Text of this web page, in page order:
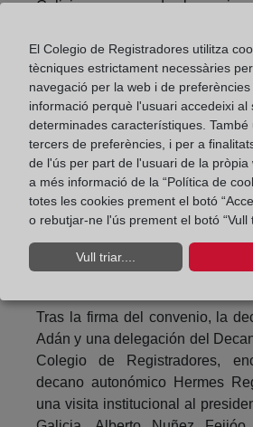
Galicia es una de las
de Registradores de la
acuerdo que tendrá una
que no supone costes
La Agencia Tributaria de
impuestos de carácter
como sujeto pasivo a la persona
el acceso al Registro de
permitirá mejorar la gestión de
bienes sobre los que la
Tras la firma del convenio, la
Adán y una delegación del
Colegio de Registradores,
decano autonómico Hermes
una visita institucional al
El Colegio de Registradores utilitza
tècniques estrictament necessàries
navegació per la web i de
informació perquè l'usuari accedeixi al
determinades característiques. També
tercers de preferències, i per a
de l'ús per part de l'usuari de la pròpia
a més informació de la “Política de
totes les cookies prement el botó
o rebutjar-ne l'ús prement el botó
Vull triar....